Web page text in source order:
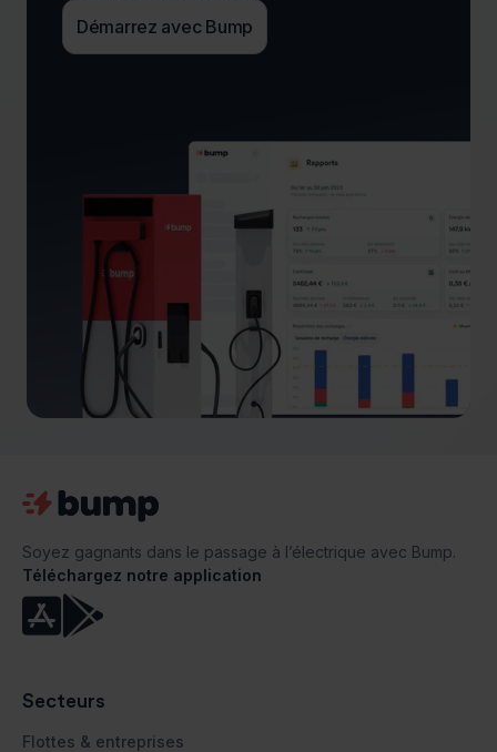
Démarrez avec Bump
Soyez gagnants dans le passage à l’électrique avec Bump.
Téléchargez notre application
 
Secteurs
Flottes & entreprises